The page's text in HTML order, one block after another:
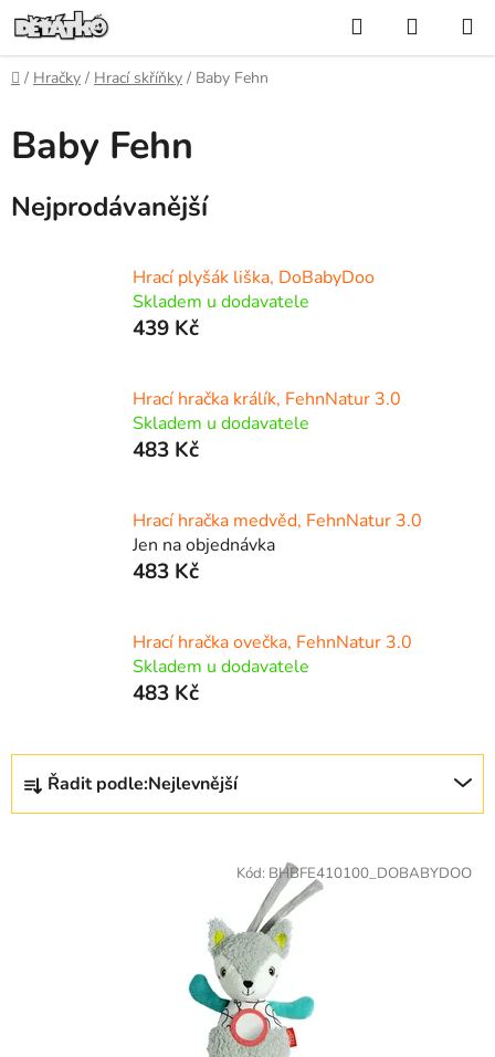
Přejít
na
obsah
Hledat
KOŠÍK
Domů
/ Hračky / Hrací skříňky / Baby Fehn
Baby Fehn
Nejprodávanější
Hrací plyšák liška, DoBabyDoo
Skladem u dodavatele
439 Kč
Hrací hračka králík, FehnNatur 3.0
Skladem u dodavatele
483 Kč
Hrací hračka medvěd, FehnNatur 3.0
Jen na objednávka
483 Kč
Hrací hračka ovečka, FehnNatur 3.0
Skladem u dodavatele
483 Kč
Ř
z
Řadit podle:Nejlevnější
Kód: BHBFE410100_DOBABYDOO